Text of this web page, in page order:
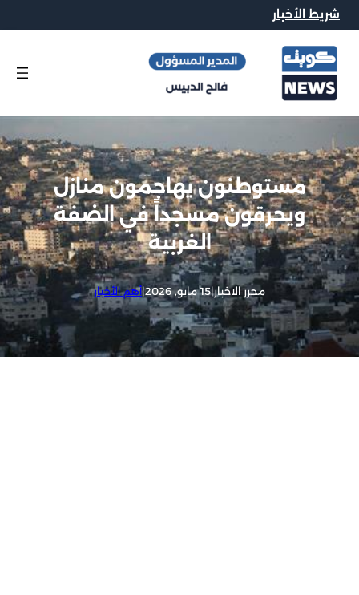
شريط الأخبار
مستوطنون يهاجمون منازل
ويحرقون مسجداً في الضفة
الغربية
محرر الاخبار|15 مايو, 2026 |أهم الأخبار